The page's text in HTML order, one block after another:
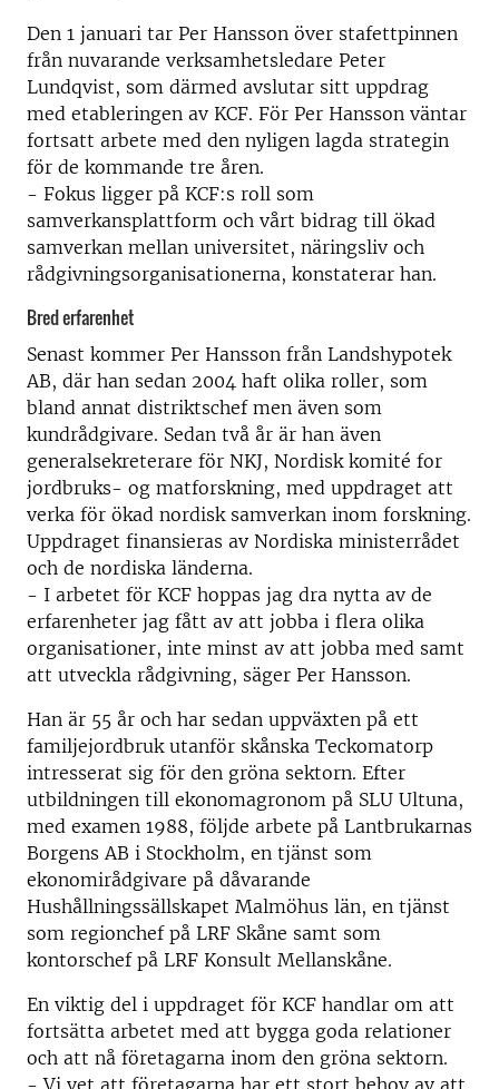
Den 1 januari tar Per Hansson över stafettpinnen
från nuvarande verksamhetsledare Peter
Lundqvist, som därmed avslutar sitt uppdrag
med etableringen av KCF. För Per Hansson väntar
fortsatt arbete med den nyligen lagda strategin
för de kommande tre åren.
- Fokus ligger på KCF:s roll som
samverkansplattform och vårt bidrag till ökad
samverkan mellan universitet, näringsliv och
rådgivningsorganisationerna, konstaterar han.
Bred erfarenhet
Senast kommer Per Hansson från Landshypotek
AB, där han sedan 2004 haft olika roller, som
bland annat distriktschef men även som
kundrådgivare. Sedan två år är han även
generalsekreterare för NKJ, Nordisk komité for
jordbruks- og matforskning, med uppdraget att
verka för ökad nordisk samverkan inom forskning.
Uppdraget finansieras av Nordiska ministerrådet
och de nordiska länderna.
- I arbetet för KCF hoppas jag dra nytta av de
erfarenheter jag fått av att jobba i flera olika
organisationer, inte minst av att jobba med samt
att utveckla rådgivning, säger Per Hansson.
Han är 55 år och har sedan uppväxten på ett
familjejordbruk utanför skånska Teckomatorp
intresserat sig för den gröna sektorn. Efter
utbildningen till ekonomagronom på SLU Ultuna,
med examen 1988, följde arbete på Lantbrukarnas
Borgens AB i Stockholm, en tjänst som
ekonomirådgivare på dåvarande
Hushållningssällskapet Malmöhus län, en tjänst
som regionchef på LRF Skåne samt som
kontorschef på LRF Konsult Mellanskåne.
En viktig del i uppdraget för KCF handlar om att
fortsätta arbetet med att bygga goda relationer
och att nå företagarna inom den gröna sektorn.
- Vi vet att företagarna har ett stort behov av att